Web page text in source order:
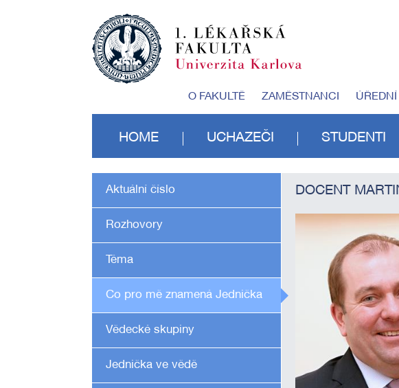
O FAKULTĚ ZAMĚSTNANCI ÚŘEDNÍ
HOME UCHAZEČI STUDENTI
Aktuální číslo
Rozhovory
Téma
Co pro mě znamená Jednička
DOCENT
Vědecké skupiny
Jednička ve vědě